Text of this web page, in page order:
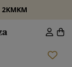
2KMKM